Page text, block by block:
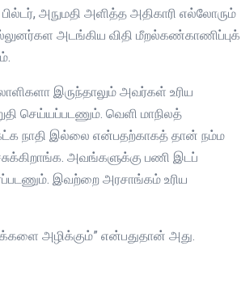
அநுமதி அளித்த அதிகாரி எல்லோரும்
அடங்கிய விதி மீறல்கண்காணிப்புக்
இருந்தாலும் அவர்கள் உரிய
செய்யப்படணும். வெளி மாநிலத்
நாதி இல்லை என்பதற்காகத் தான் நம்ம
அவங்களுக்கு பணி இடப்
இவற்றை அரசாங்கம் உரிய
அழிக்கும்” என்பதுதான் அது.